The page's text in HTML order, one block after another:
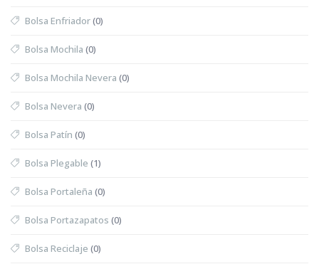
Bolsa Enfriador(0)
Bolsa Mochila (0)
Bolsa Mochila Nevera (0)
Bolsa Nevera (0)
Bolsa Patín (0)
Bolsa Plegable (1)
Bolsa Portaleña (0)
Bolsa Portazapatos (0)
Bolsa Reciclaje (0)